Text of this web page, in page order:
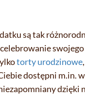
są tak
torty urodzinowe
dostępni m.in.
dzięki